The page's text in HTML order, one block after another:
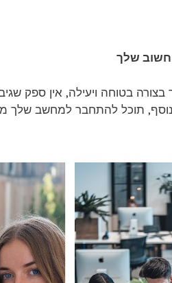
שלך
בטוחה ויעילה, אין ספק
תוכל להתחבר למחשב שלך